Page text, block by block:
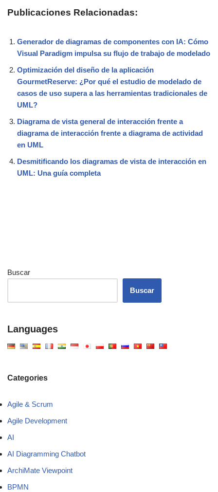
Publicaciones Relacionadas:
Generador de diagramas de componentes con IA: Cómo
Visual Paradigm impulsa su flujo de trabajo de modelado
Optimización del diseño de la aplicación
GourmetReserve: ¿Por qué el estudio de modelado de
casos de uso supera a las herramientas tradicionales de
UML?
Diagrama de vista general de interacción frente a
diagrama de interacción frente a diagrama de actividad
en UML
Desmitificando los diagramas de vista de interacción en
UML: Una guía completa
Buscar
Buscar
Languages
Categories
Agile & Scrum
Agile Development
AI
AI Diagramming Chatbot
ArchiMate Viewpoint
BPMN